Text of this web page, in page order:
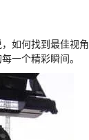
如何找到最佳视角
一个精彩瞬间。